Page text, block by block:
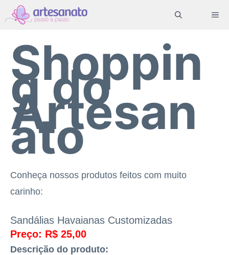
Pular
para
conteúdo
Shoppin
g do
Artesan
ato
Conheça nossos produtos feitos com muito
carinho:
Sandálias Havaianas Customizadas
Preço: R$ 25,00
Descrição do produto: